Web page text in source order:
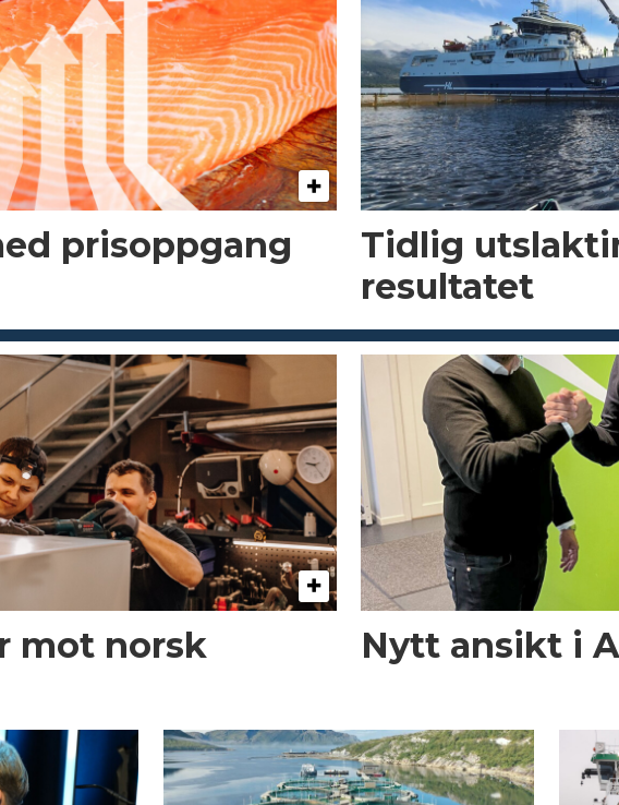
prisoppgang
Tidlig
resultatet
mot norsk
Nytt ansikt i